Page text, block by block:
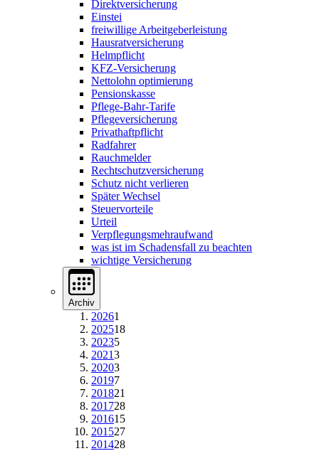
Direktversicherung
Einstei
freiwillige Arbeitgeberleistung
Hausratversicherung
Helmpflicht
KFZ-Versicherung
Nettolohn optimierung
Pensionskasse
Pflege-Bahr-Tarife
Pflegeversicherung
Privathaftpflicht
Radfahrer
Rauchmelder
Rechtschutzversicherung
Schutz nicht verlieren
Später Wechsel
Steuervorteile
Urteil
Verpflegungsmehraufwand
was ist im Schadensfall zu beachten
wichtige Versicherung
Archiv
20261
202518
20235
20213
20203
20197
201821
201728
201615
201527
201428